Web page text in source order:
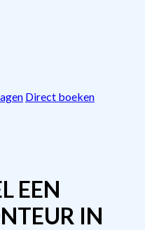
Direct boeken
EEN
IN